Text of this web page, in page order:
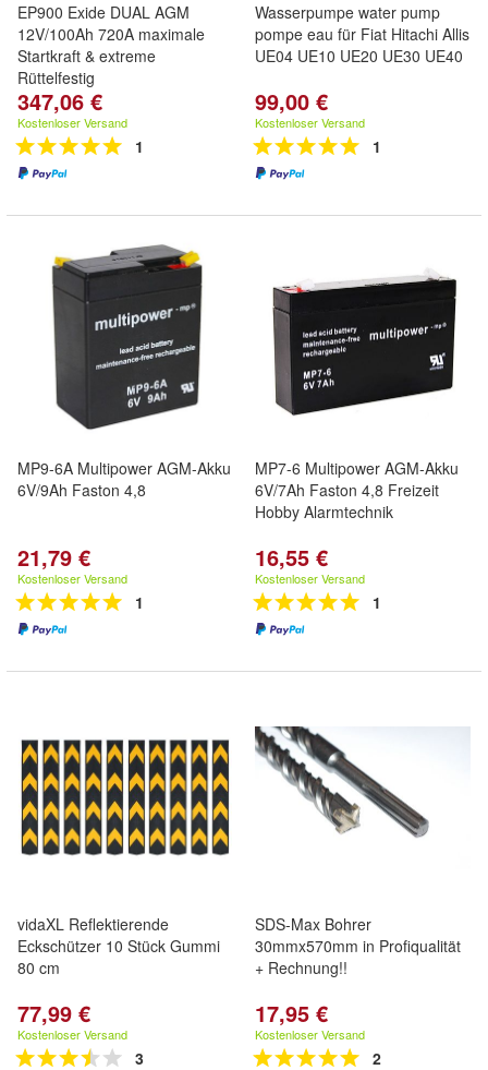
EP900 Exide DUAL AGM
12V/100Ah 720A maximale
Startkraft & extreme
Rüttelfestig
347,06 €
Kostenloser Versand
1
Wasserpumpe water pump
pompe eau für Fiat Hitachi Allis
UE04 UE10 UE20 UE30 UE40
99,00 €
Kostenloser Versand
1
MP9-6A Multipower AGM-Akku
6V/9Ah Faston 4,8
21,79 €
Kostenloser Versand
1
MP7-6 Multipower AGM-Akku
6V/7Ah Faston 4,8 Freizeit
Hobby Alarmtechnik
16,55 €
Kostenloser Versand
1
vidaXL Reflektierende
Eckschützer 10 Stück Gummi
80 cm
77,99 €
Kostenloser Versand
3
SDS-Max Bohrer
30mmx570mm in Profiqualität
+ Rechnung!!
17,95 €
Kostenloser Versand
2